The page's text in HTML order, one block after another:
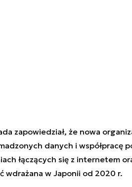
zapowiedział, że nowa
danych i współpracę
łączących się z internetem
wdrażana w Japonii od 2020 r.